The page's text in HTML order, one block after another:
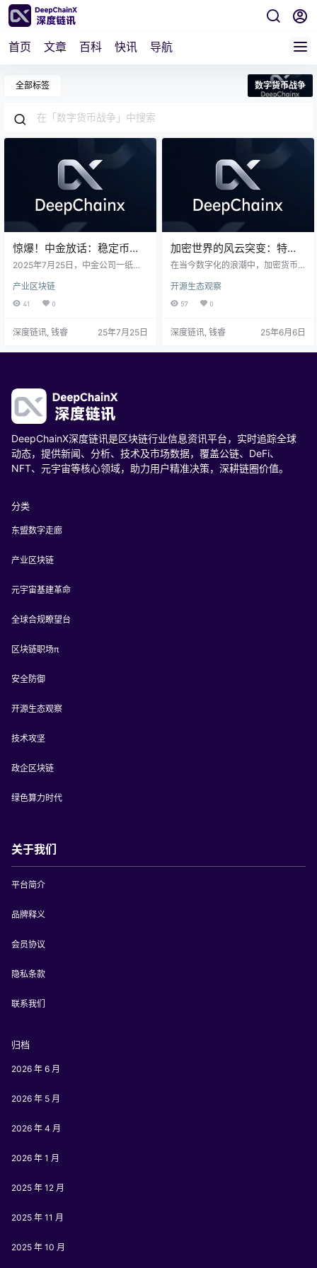
首页 文章 百科 快讯 导航
全部标签 数字货币战争
惊爆！中金放话：稳定币或
成重塑全球金融格局的“新基
2025年7月25日，中金公司一纸研
行首次将稳定币定义为“新型基础设
施”，直言其可能颠覆百年货币体
币”这张王牌，背后暗藏怎样的战略
手续费，而稳定币能将成本砍到0.
说，而是正在发生的现实。截至202
5年4月，全球…
产业区块链
41 0
深度链讯, 钱睿 25年7月25日
加密世界的风云突变：特朗
普与马斯克的“数字货币战
在当今数字化的浪潮中，加密货币
新大陆，吸引着全球投资者的目
光。这里，财富的创造与毁灭只在
上，有两位人物的一举一动都如同
特朗普与马斯克。这两位在各自领
开源生态观察
57 0
深度链讯, 钱睿 25年6月6日
DeepChainX深度链讯是区块链行业信息资讯平台，实时追踪全球
动态，提供新闻、分析、技术及市场数据，覆盖公链、DeFi、
NFT、元宇宙等核心领域，助力用户精准决策，深耕链圈价值。
分类
东盟数字走廊
产业区块链
元宇宙基建革命
全球合规瞭望台
区块链职场π
安全防御
开源生态观察
技术攻坚
政企区块链
绿色算力时代
关于我们
平台简介
品牌释义
会员协议
隐私条款
联系我们
归档
2026 年 6 月
2026 年 5 月
2026 年 4 月
2026 年 1 月
2025 年 12 月
2025 年 11 月
2025 年 10 月